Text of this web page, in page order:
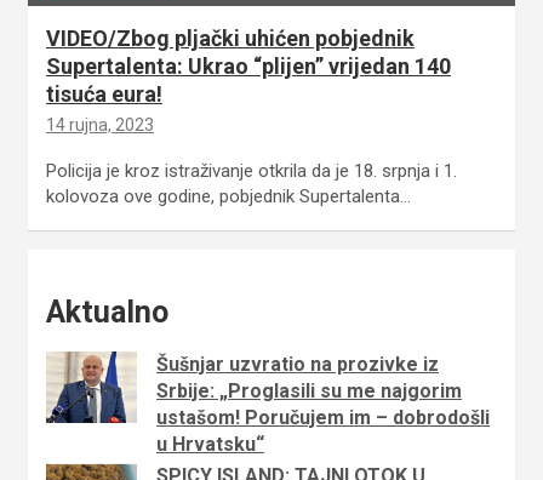
VIDEO/Zbog pljački uhićen pobjednik
Supertalenta: Ukrao “plijen” vrijedan 140
tisuća eura!
14 rujna, 2023
Policija je kroz istraživanje otkrila da je 18. srpnja i 1.
kolovoza ove godine, pobjednik Supertalenta…
Aktualno
Šušnjar uzvratio na prozivke iz
Srbije: „Proglasili su me najgorim
ustašom! Poručujem im – dobrodošli
u Hrvatsku“
SPICY ISLAND: TAJNI OTOK U